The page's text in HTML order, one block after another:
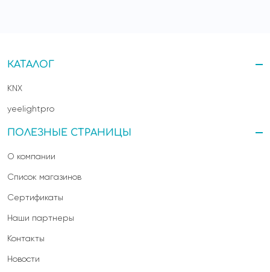
ПОЛЕЗНЫЕ СТРАНИЦЫ
О компании
Список магазинов
Сертификаты
Наши партнеры
Контакты
Новости
КАТАЛОГ
KNX
yeelightpro